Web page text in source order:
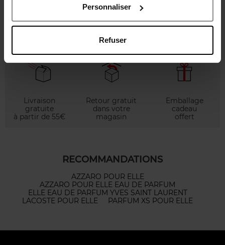
Personnaliser
Refuser
89,50 € Voir la fiche
Livraison
gratuite
à partir de 55€
Retour gratuit
dans votre
magasin
Emballage
cadeau
offert
RECOMMANDATIONS
AZZARO POUR ELLE
AZZARO POUR ELLE EAU DE PARFUM
ELLE EAU DE PARFUM YVES SAINT LAURENT
LACOSTE POUR ELLE
PARFUM XS POUR ELLE